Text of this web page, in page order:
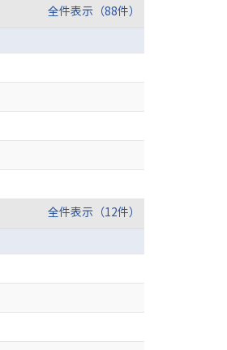
全件表示（88件）
全件表示（12件）